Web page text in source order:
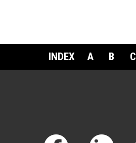
INDEX A B C